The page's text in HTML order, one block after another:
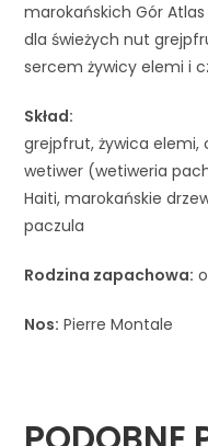
marokańskich Gór
dla świeżych nut
sercem żywicy elemi i
Skład:
grejpfrut, żywica elemi,
wetiwer (wetiweria
Haiti, marokańskie
paczula
Rodzina zapachowa:
Nos: Pierre Montale